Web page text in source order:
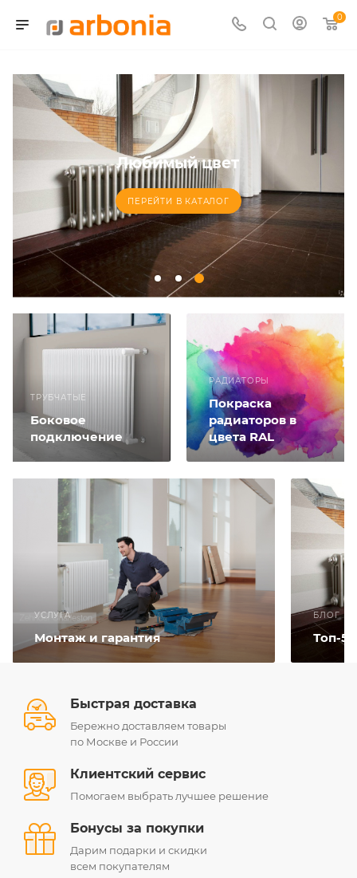
0
Любимый цвет
ПЕРЕЙТИ В КАТАЛОГ
ТРУБЧАТЫЕ
Боковое
подключение
РАДИАТОРЫ
Покраска
радиаторов в
цвета RAL
УСЛУГА
Монтаж и гарантия
БЛОГ
Топ-5
Быстрая доставка
Бережно доставляем товары
по Москве и России
Клиентский сервис
Помогаем выбрать лучшее решение
Бонусы за покупки
Дарим подарки и скидки
всем покупателям